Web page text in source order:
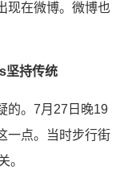
现在微博。微博也
坚持传统
的。7月27日晚19
一点。当时步行街
。